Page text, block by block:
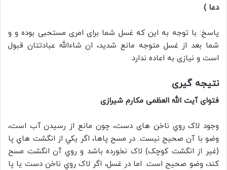
دعا )
پاسخ: با توجه به این که غسل شما برای امری مستحبی بوده و و
شما بعد از غسل متوجه مانع شدید، ان شاءالله عبادتتان قبول
است و نیازی به اعاده ندارد.
نتیجه گیری
فتوای آیت الله العظمی مکارم شیرازی
وجود لاک روي ناخن های دست، چون مانع از رسيدن آب است،
وضو با آن صحيح نيست. در مسح پاها، اگر يکي از انگشت هاي پا
(غير از انگشت کوچک) لاک نخورده باشد و روي آن انگشت مسح
کند، وضو صحيح است. اما در غسل، اگر لاک روي ناخن دست يا پا